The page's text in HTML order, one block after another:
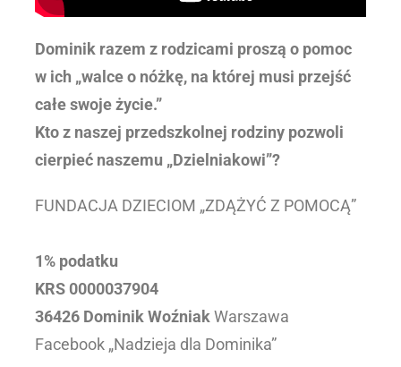
Dominik razem z rodzicami proszą o pomoc
w ich „walce o nóżkę, na której musi przejść
całe swoje życie.”
Kto z naszej przedszkolnej rodziny pozwoli
cierpieć naszemu „Dzielniakowi”?
FUNDACJA DZIECIOM „ZDĄŻYĆ Z POMOCĄ”
1% podatku
KRS 0000037904
36426 Dominik Woźniak Warszawa
Facebook „Nadzieja dla Dominika”